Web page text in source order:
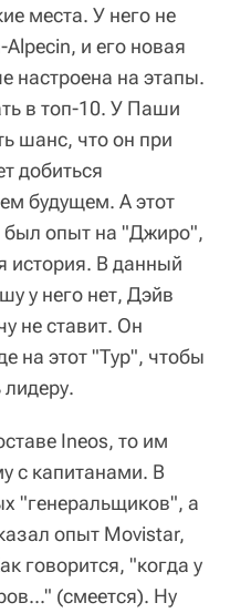
места. У него не
и его новая
настроена на этапы.
в топ-10. У Паши
шанс, что он при
добиться
будущем. А этот
был опыт на "Джиро",
история. В данный
у него нет, Дэйв
не ставит. Он
на этот "Тур", чтобы
Ineos, то им
с капитанами. В
"генеральщиков", а
опыт Movistar,
говорится, "когда у
(смеется). Ну